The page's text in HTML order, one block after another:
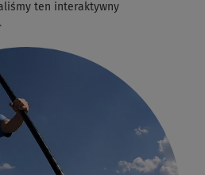
ten interaktywny